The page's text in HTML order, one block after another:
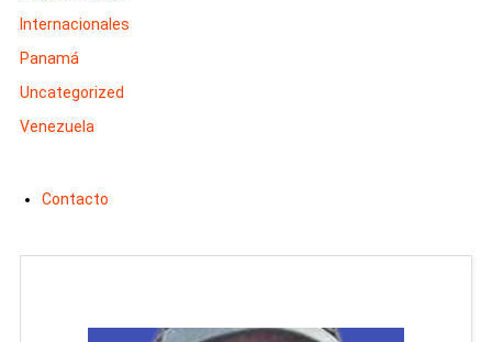
Internacionales
Panamá
Uncategorized
Venezuela
Contacto